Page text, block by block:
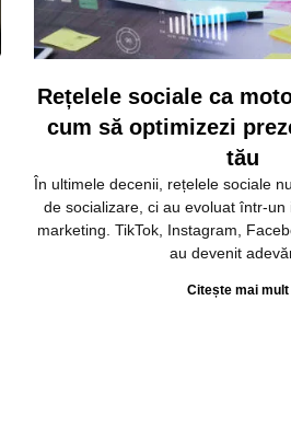
Rețelele sociale ca
cum să optimizezi
tău
În ultimele decenii, rețelele sociale
de socializare, ci au evoluat într-
marketing. TikTok, Instagram,
au devenit
Citește mai mult